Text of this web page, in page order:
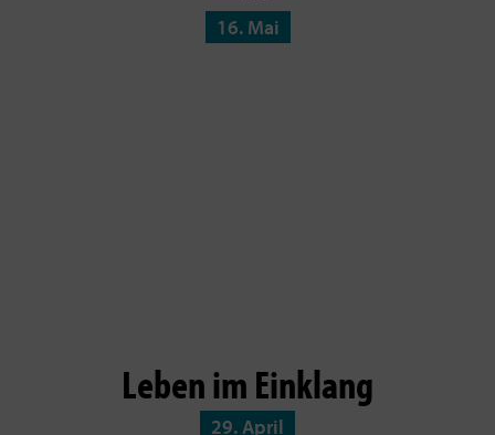
16. Mai
Leben im Einklang
29. April